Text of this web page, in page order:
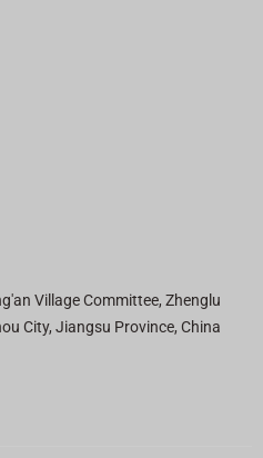
Village Committee, Zhenglu
City, Jiangsu Province, China